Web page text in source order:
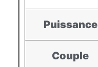
Puissance
Couple